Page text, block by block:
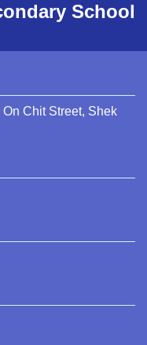
School
Chit Street, Shek